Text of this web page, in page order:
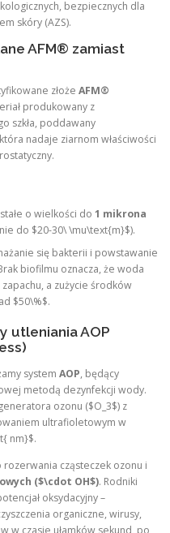
bezpiecznych dla
skóry (AZS).
AFM® zamiast
złoże AFM®
produkowany z
szkła, poddawany
nadaje ziarnom właściwości
o wielkości do 1 mikrona
do $20-30\ \mu\text{m}$).
się bakterii i powstawanie
biofilmu oznacza, że woda
a zużycie środków
$50\%$.
utleniania AOP
system AOP, będący
metodą dezynfekcji wody.
ozonu ($O_3$) z
ultrafioletowym w
nm}$.
cząsteczek ozonu i
($\cdot OH$). Rodniki
oksydacyjny –
organiczne, wirusy,